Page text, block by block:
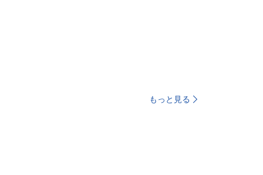
もっと見る